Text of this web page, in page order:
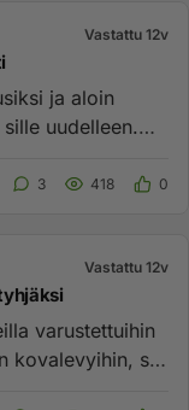
Vastattu 12v
ja aloin
uudelleen.
3 418 0
Vastattu 12v
varustettuihin
kovalevyihin, siis